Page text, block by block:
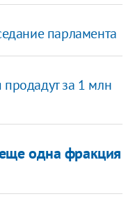
парламента
за 1 млн
одна фракция